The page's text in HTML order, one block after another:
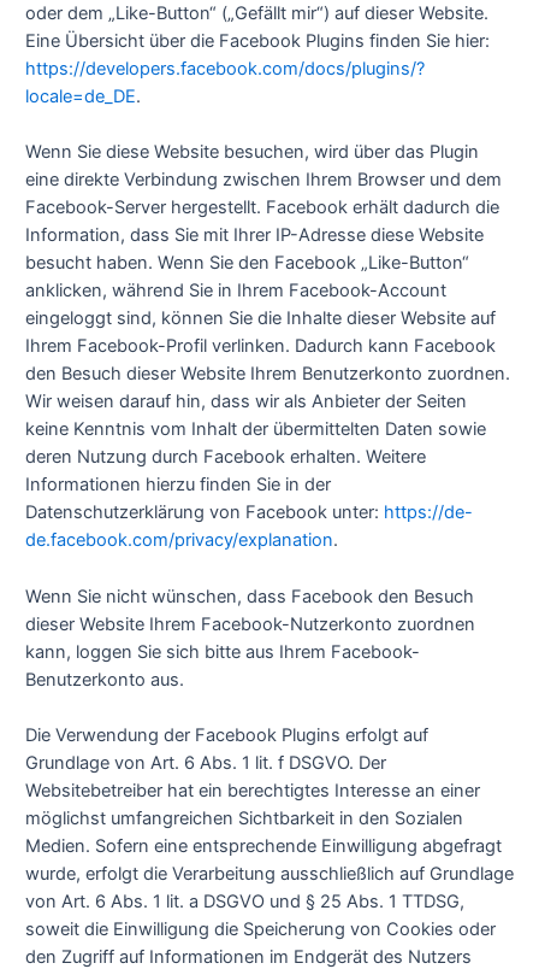
oder dem „Like-Button“ („Gefällt mir“) auf dieser Website.
Eine Übersicht über die Facebook Plugins finden Sie hier:
https://developers.facebook.com/docs/plugins/?
locale=de_DE.
Wenn Sie diese Website besuchen, wird über das Plugin
eine direkte Verbindung zwischen Ihrem Browser und dem
Facebook-Server hergestellt. Facebook erhält dadurch die
Information, dass Sie mit Ihrer IP-Adresse diese Website
besucht haben. Wenn Sie den Facebook „Like-Button“
anklicken, während Sie in Ihrem Facebook-Account
eingeloggt sind, können Sie die Inhalte dieser Website auf
Ihrem Facebook-Profil verlinken. Dadurch kann Facebook
den Besuch dieser Website Ihrem Benutzerkonto zuordnen.
Wir weisen darauf hin, dass wir als Anbieter der Seiten
keine Kenntnis vom Inhalt der übermittelten Daten sowie
deren Nutzung durch Facebook erhalten. Weitere
Informationen hierzu finden Sie in der
Datenschutzerklärung von Facebook unter: https://de-
de.facebook.com/privacy/explanation.
Wenn Sie nicht wünschen, dass Facebook den Besuch
dieser Website Ihrem Facebook-Nutzerkonto zuordnen
kann, loggen Sie sich bitte aus Ihrem Facebook-
Benutzerkonto aus.
Die Verwendung der Facebook Plugins erfolgt auf
Grundlage von Art. 6 Abs. 1 lit. f DSGVO. Der
Websitebetreiber hat ein berechtigtes Interesse an einer
möglichst umfangreichen Sichtbarkeit in den Sozialen
Medien. Sofern eine entsprechende Einwilligung abgefragt
wurde, erfolgt die Verarbeitung ausschließlich auf Grundlage
von Art. 6 Abs. 1 lit. a DSGVO und § 25 Abs. 1 TTDSG,
soweit die Einwilligung die Speicherung von Cookies oder
den Zugriff auf Informationen im Endgerät des Nutzers